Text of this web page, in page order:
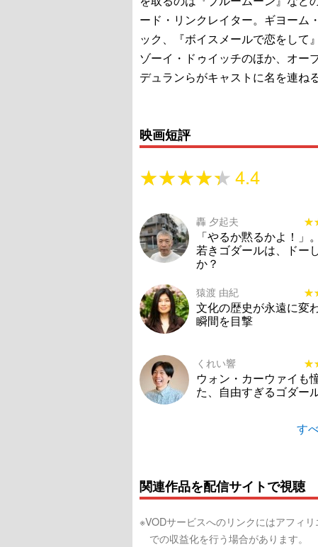
ード・リンクレイター。ギヨーム
ック、『ボイスメールで恋をして
ゾーイ・ドゥイッチのほか、オー
デュランらがキャストに名を連ねる
映画短評
★★★★★
★★★★★4.4
轟 夕起夫
「やるか黙るかよ！」
若きゴダールは、ドー
か？
猿渡 由紀
文化の歴史が永遠に変
瞬間を目撃
くれい響
ウォン・カーウァイも
た、自由すぎるゴダー
す
関連作品を配信サイトで視聴
※VODサービスへのリンクにはアフィ
での収益化を行う場合があります。